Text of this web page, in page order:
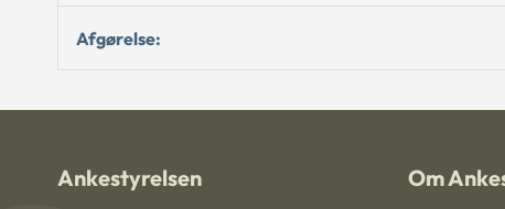
Afgørelse:
Ankestyrelsen Om